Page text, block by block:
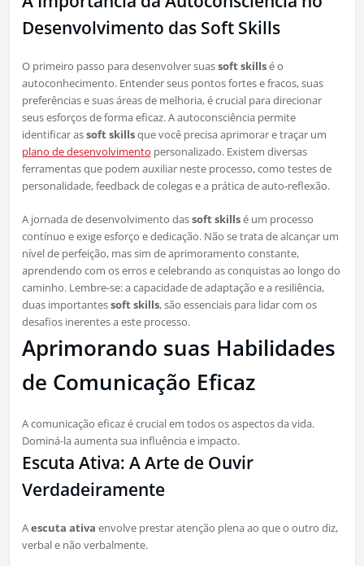
Desenvolvimento das Soft Skills
O primeiro passo para desenvolver suassoft skillsé o
autoconhecimento. Entender seus pontos fortes e fracos, suas
preferências e suas áreas de melhoria, é crucial para direcionar
seus esforços de forma eficaz. A autoconsciência permite
identificar assoft skillsque você precisa aprimorar e traçar um
plano de desenvolvimento personalizado. Existem diversas
ferramentas que podem auxiliar neste processo, como testes de
personalidade, feedback de colegas e a prática de auto-reflexão.
A jornada de desenvolvimento dassoft skillsé um processo
contínuo e exige esforço e dedicação. Não se trata de alcançar um
nível de perfeição, mas sim de aprimoramento constante,
aprendendo com os erros e celebrando as conquistas ao longo do
caminho. Lembre-se: a capacidade de adaptação e a resiliência,
duas importantessoft skills, são essenciais para lidar com os
desafios inerentes a este processo.
Aprimorando suas Habilidades
de Comunicação Eficaz
A comunicação eficaz é crucial em todos os aspectos da vida.
Dominá-la aumenta sua influência e impacto.
Escuta Ativa: A Arte de Ouvir
Verdadeiramente
Aescuta ativa envolve prestar atenção plena ao que o outro diz,
verbal e não verbalmente.